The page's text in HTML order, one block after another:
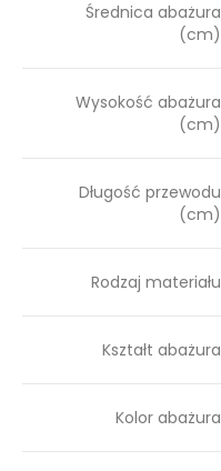
Średnica abażura
(cm)
Wysokość abażura
(cm)
Długość przewodu
(cm)
Rodzaj materiału
Kształt abażura
Kolor abażura